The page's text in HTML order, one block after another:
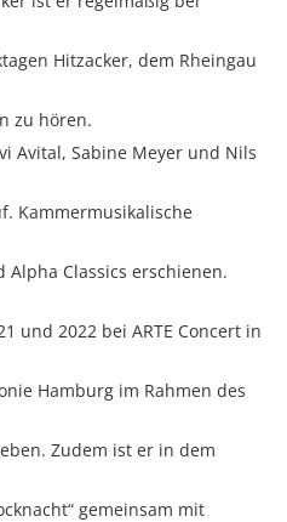
Hitzacker, dem Rheingau
zu hören.
Avital, Sabine Meyer und Nils
Kammermusikalische
Alpha Classics erschienen.
und 2022 bei ARTE Concert in
Hamburg im Rahmen des
Zudem ist er in dem
gemeinsam mit